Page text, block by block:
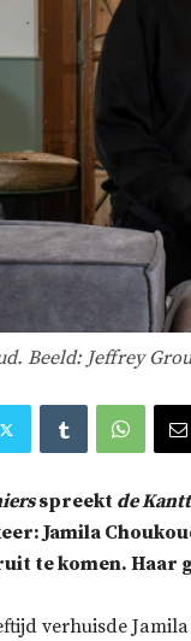
Beeld: Jeffrey
spreekt de
Jamila
te komen. Haar
verhuisde